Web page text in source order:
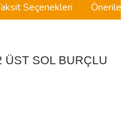
Seçenekleri
ÜST SOL BURÇLU